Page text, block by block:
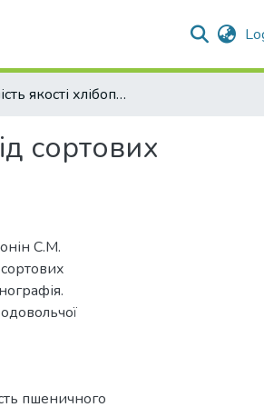
Залежність якості хлібопекарських властивостей від сортових особливостей зерна пшениці озимої
сортових
С.М.
пшеничного